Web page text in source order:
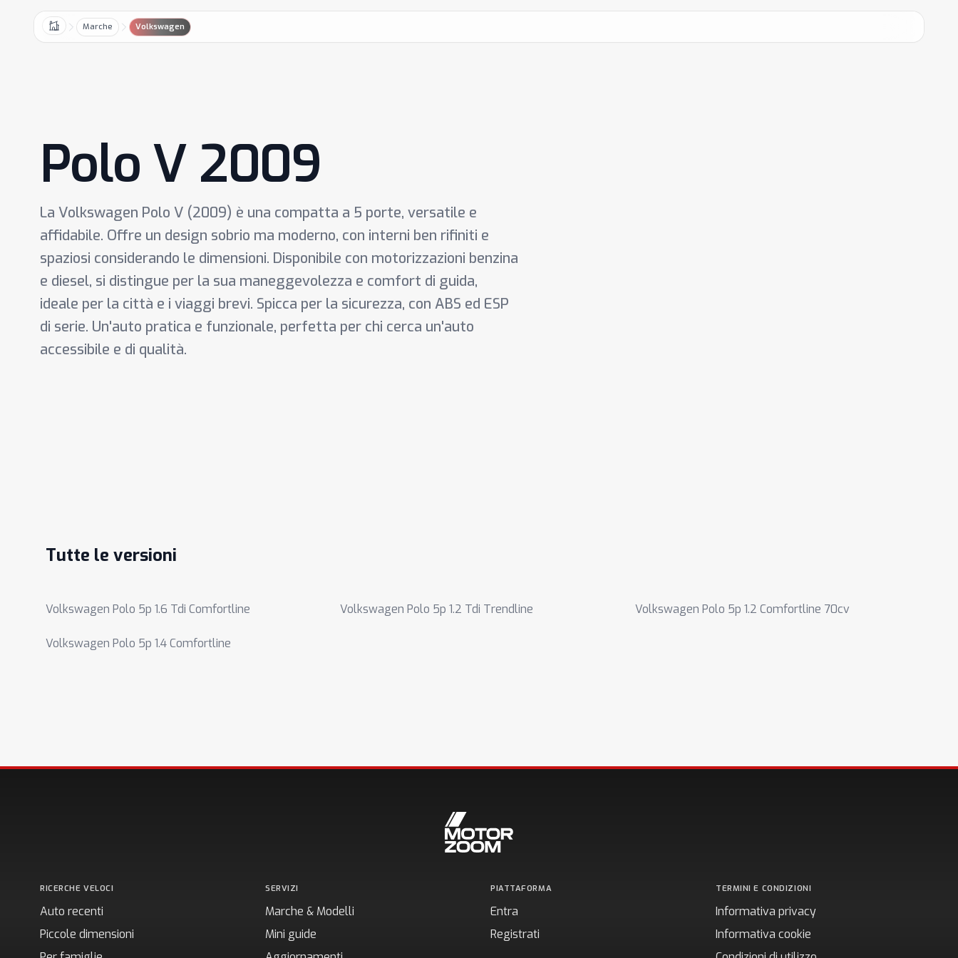
Home Marche Volkswagen
Polo V 2009
La Volkswagen Polo V (2009) è una compatta a 5 porte, versatile e
affidabile. Offre un design sobrio ma moderno, con interni ben rifiniti e
spaziosi considerando le dimensioni. Disponibile con motorizzazioni benzina
e diesel, si distingue per la sua maneggevolezza e comfort di guida,
ideale per la città e i viaggi brevi. Spicca per la sicurezza, con ABS ed ESP
di serie. Un'auto pratica e funzionale, perfetta per chi cerca un'auto
accessibile e di qualità.
Tutte le versioni
Volkswagen Polo 5p 1.6 Tdi Comfortline Volkswagen Polo 5p 1.2 Tdi Trendline Volkswagen Polo 5p 1.2 Comfortline 70cv
Volkswagen Polo 5p 1.4 Comfortline
RICERCHE VELOCI
Auto recenti
Piccole dimensioni
SERVIZI
Marche & Modelli
Mini guide
PIATTAFORMA
Entra
Registrati
TERMINI E CONDIZIONI
Informativa privacy
Informativa cookie